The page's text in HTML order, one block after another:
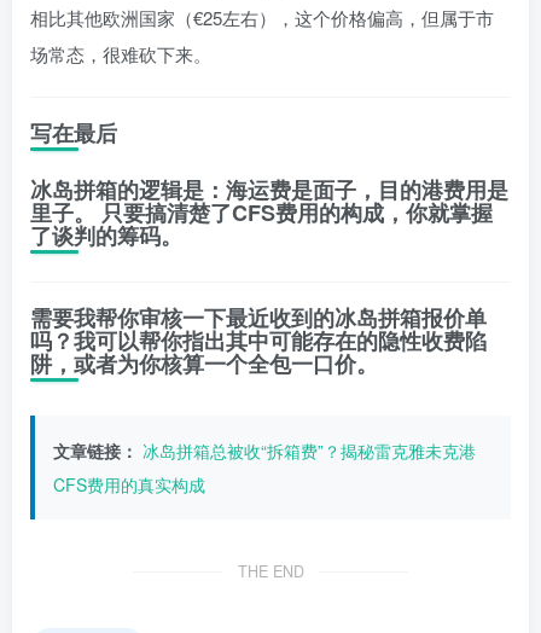
相比其他欧洲国家（€25左右），这个价格偏高，但属于市
场常态，很难砍下来。
写在最后
冰岛拼箱的逻辑是： 海运费是面子，目的港费用是
里子。 只要搞清楚了CFS费用的构成，你就掌握
了谈判的筹码。
需要我帮你审核一下最近收到的冰岛拼箱报价单
吗？我可以帮你指出其中可能存在的隐性收费陷
阱，或者为你核算一个全包一口价。
文章链接： 冰岛拼箱总被收“拆箱费”？揭秘雷克雅未克港
CFS费用的真实构成
THE END